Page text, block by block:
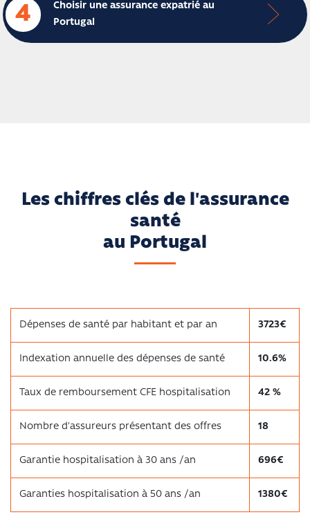
4
Choisir une assurance expatrié au
Portugal
Les chiffres clés de l'assurance
santé
au Portugal
Dépenses de santé par habitant et par an 3723€
Indexation annuelle des dépenses de santé 10.6%
Taux de remboursement CFE hospitalisation 42 %
Nombre d'assureurs présentant des offres 18
Garantie hospitalisation à 30 ans /an 696€
Garanties hospitalisation à 50 ans /an 1380€